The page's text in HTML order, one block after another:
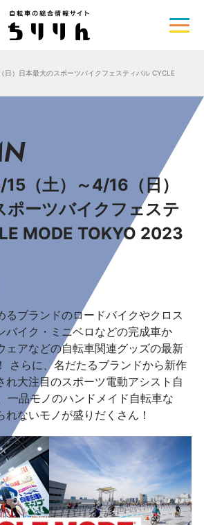
日）日本最大のスポーツバイクフェスティバル CYCLE
15（土）～4/16（日）
ポーツバイクフェステ
MODE TOKYO 2023
るブランドのロードバイクやクロス
バイク・ミニベロなどの完成車か
ェアなどの自転車関連グッズの最新
さらに、名だたるブランドから新作
れ大注目のスポーツ電動アシスト自
一品モノのハンドメイド自転車な
れないモノが盛りだくさん！